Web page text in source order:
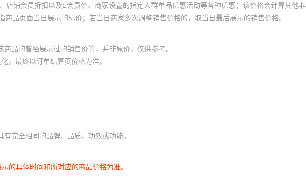
铺会员折扣以及L会员价、商家设置的指定人群单品优惠活动等各种优惠；该价格会计算其他
品页面当日展示的标价；若当日商家多次调整销售价格的，取当日最后展示的销售价格。
品的曾经展示过的销售价等，并非原价，仅供参考。
，最终以订单结算页价格为准。
完全相同的品牌、品质、功效或功能。
的具体时间和所对应的商品价格为准。